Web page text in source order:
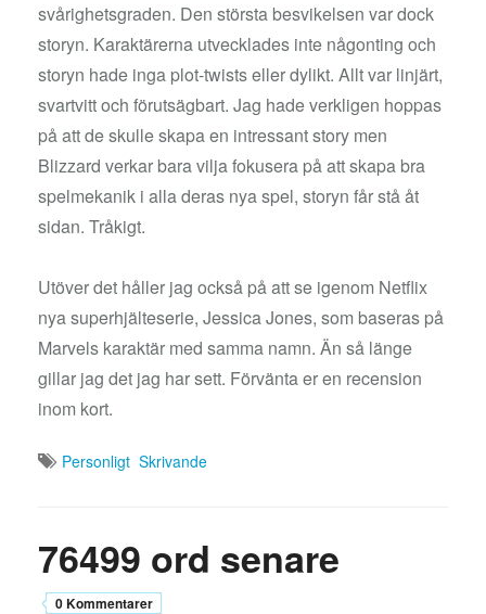
svårighetsgraden. Den största besvikelsen var dock
storyn. Karaktärerna utvecklades inte någonting och
storyn hade inga plot-twists eller dylikt. Allt var linjärt,
svartvitt och förutsägbart. Jag hade verkligen hoppas
på att de skulle skapa en intressant story men
Blizzard verkar bara vilja fokusera på att skapa bra
spelmekanik i alla deras nya spel, storyn får stå åt
sidan. Tråkigt.
Utöver det håller jag också på att se igenom Netflix
nya superhjälteserie, Jessica Jones, som baseras på
Marvels karaktär med samma namn. Än så länge
gillar jag det jag har sett. Förvänta er en recension
inom kort.
Personligt Skrivande
76499 ord senare
0 Kommentarer